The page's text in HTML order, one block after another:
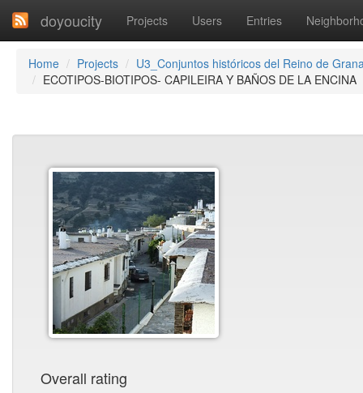
doyoucity Projects Users Entries
Home Projects
U3_Conjuntos históricos del Reino de
ECOTIPOS-BIOTIPOS- CAPILEIRA Y BAÑOS DE LA ENCINA
Overall rating